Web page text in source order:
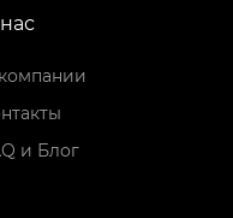
и Блог